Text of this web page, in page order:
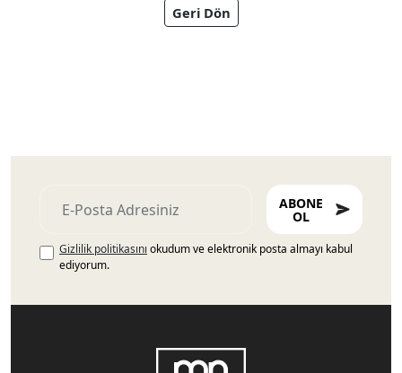
Geri Dön
ABONE
OL
Gizlilik politikasını okudum ve elektronik posta almayı kabul
ediyorum.